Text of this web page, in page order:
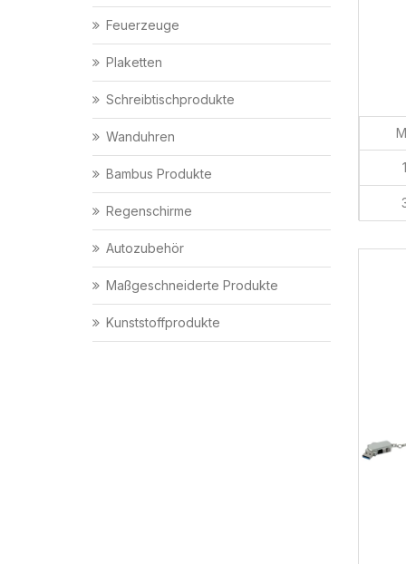
Feuerzeuge
Plaketten
Schreibtischprodukte
Wanduhren
Bambus Produkte
Regenschirme
Autozubehör
Maßgeschneiderte Produkte
Kunststoffprodukte